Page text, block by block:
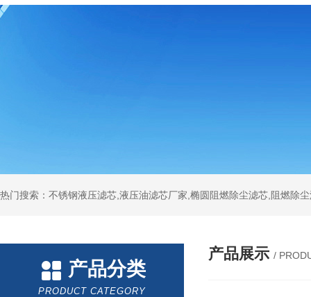
热门搜索：不锈钢液压滤芯,液压油滤芯厂家,椭圆阻燃除尘滤芯,阻燃除
产品分类
PRODUCT CATEGORY
产品展示 /